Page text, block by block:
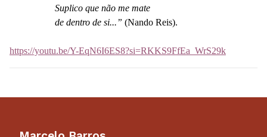
Suplico que não me mate
de dentro de si...” (Nando Reis).
https://youtu.be/Y-EqN6I6ES8?si=RKKS9FfEa_WrS29k